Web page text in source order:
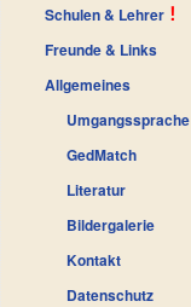
Schulen & Lehrer
Freunde & Links
Allgemeines
Umgangssprache
GedMatch
Literatur
Bildergalerie
Kontakt
Datenschutz